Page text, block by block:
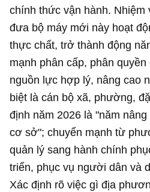
chính thức vận hành. Nhiệm
đưa bộ máy mới này hoạt
thực chất, trở thành động
mạnh phân cấp, phân
nguồn lực hợp lý, nâng cao
biệt là cán bộ xã, phường,
định năm 2026 là "năm
cơ sở"; chuyển mạnh từ
quản lý sang hành chính
triển, phục vụ người dân và
Xác định rõ việc gì địa